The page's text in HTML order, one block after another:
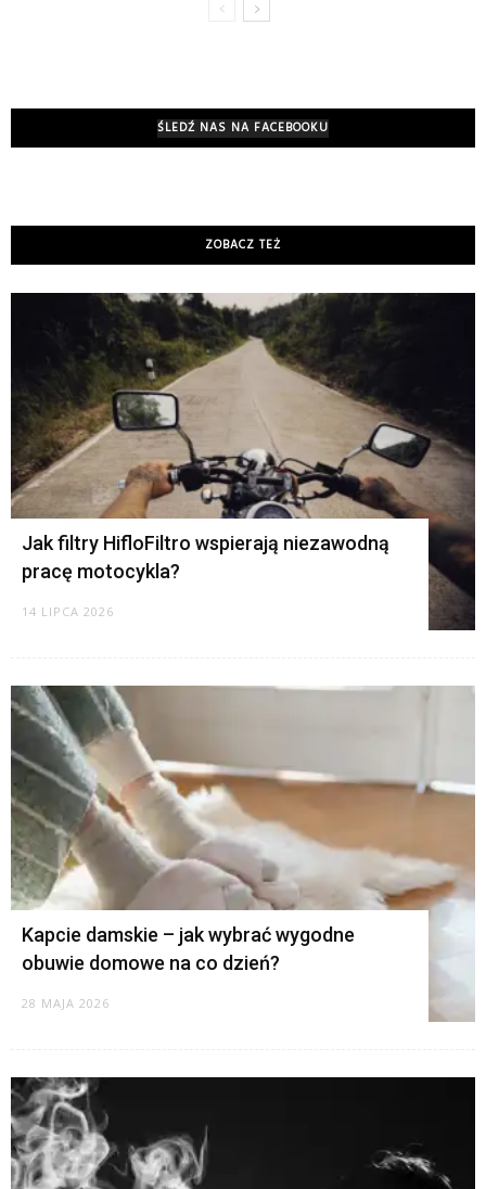
ŚLEDŹ NAS NA FACEBOOKU
ZOBACZ TEŻ
Jak filtry HifloFiltro wspierają niezawodną
pracę motocykla?
14 LIPCA 2026
Kapcie damskie – jak wybrać wygodne
obuwie domowe na co dzień?
28 MAJA 2026